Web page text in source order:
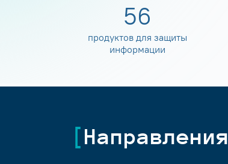
60
продуктов для защиты
информации
Направления